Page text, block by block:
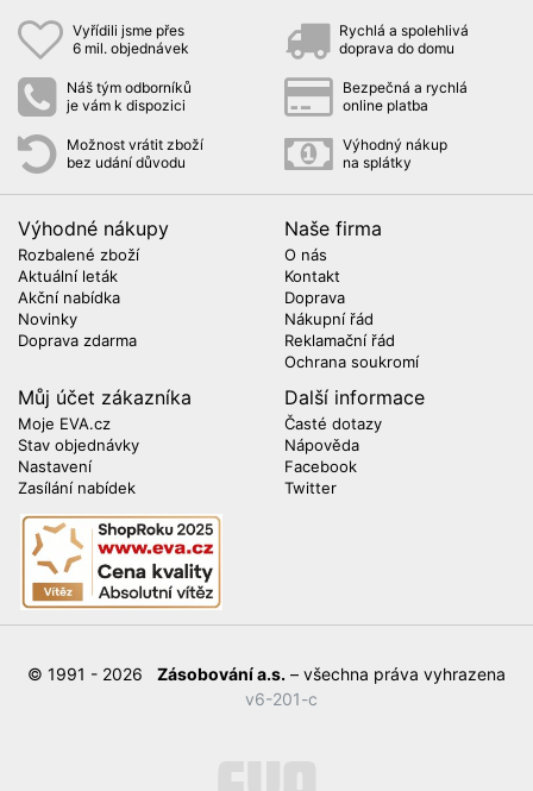
Vyřídili jsme přes
6 mil. objednávek
Rychlá a spolehlivá
doprava do domu
Náš tým odborníků
je vám k dispozici
Bezpečná a rychlá
online platba
Možnost vrátit zboží
bez udání důvodu
Výhodný nákup
na splátky
Výhodné nákupy
Rozbalené zboží
Aktuální leták
Akční nabídka
Novinky
Doprava zdarma
Naše firma
O nás
Kontakt
Doprava
Nákupní řád
Reklamační řád
Ochrana soukromí
Můj účet zákazníka
Moje EVA.cz
Stav objednávky
Nastavení
Zasílání nabídek
Další informace
Časté dotazy
Nápověda
Facebook
Twitter
© 1991 - 2026 Zásobování a.s. – všechna práva vyhrazena
v6-201-c